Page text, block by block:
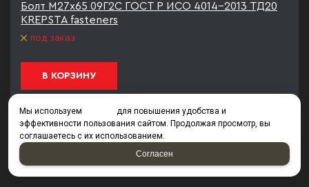
Болт М27х65 09Г2С ГОСТ Р ИСО 4014-2013 ТД20
KREPSTA fasteners
под заказ
В КОРЗИНУ
1 2 3 4 5 6 7 8 9 10 11
12
Мы используем
для повышения удобства и
эффективности пользования сайтом. Продолжая просмотр, вы
соглашаетесь с их использованием.
Согласен